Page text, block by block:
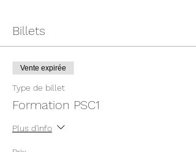
Billets
Vente expirée
Type de billet
Formation PSC1
Plus d'info